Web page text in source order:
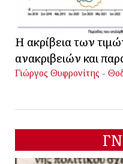
Η ακρίβεια των
ανακριβειών και
Γιώργος Θυφρονίτης -